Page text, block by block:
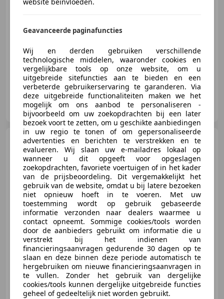
Autobedrijf Mulder B.V.
NL-8024 PC ZWOLLE
Renault Arkana
1.6 E-Tech
hybrid 145 E-Tech engineered |
Pano | C
€ 24.445
03/2023 45.000 km
Elektro/Benzine
105 kW (143 PK)
Geavanceerde paginafuncties
Wij en derden gebruiken verschillende
technologische middelen, waaronder cookies en
vergelijkbare tools op onze website, om u
uitgebreide sitefuncties aan te bieden en een
verbeterde gebruikerservaring te garanderen. Via
deze uitgebreide functionaliteiten maken we het
mogelijk om ons aanbod te personaliseren -
bijvoorbeeld om uw zoekopdrachten bij een later
bezoek voort te zetten, om u geschikte aanbiedingen
in uw regio te tonen of om gepersonaliseerde
advertenties en berichten te verstrekken en te
evalueren. Wij slaan uw e-mailadres lokaal op
wanneer u dit opgeeft voor opgeslagen
zoekopdrachten, favoriete voertuigen of in het kader
van de prijsbeoordeling. Dit vergemakkelijkt het
gebruik van de website, omdat u bij latere bezoeken
niet opnieuw hoeft in te voeren. Met uw
toestemming wordt op gebruik gebaseerde
informatie verzonden naar dealers waarmee u
contact opneemt. Sommige cookies/tools worden
door de aanbieders gebruikt om informatie die u
verstrekt bij het indienen van
financieringsaanvragen gedurende 30 dagen op te
slaan en deze binnen deze periode automatisch te
hergebruiken om nieuwe financieringsaanvragen in
te vullen. Zonder het gebruik van dergelijke
cookies/tools kunnen dergelijke uitgebreide functies
geheel of gedeeltelijk niet worden gebruikt.